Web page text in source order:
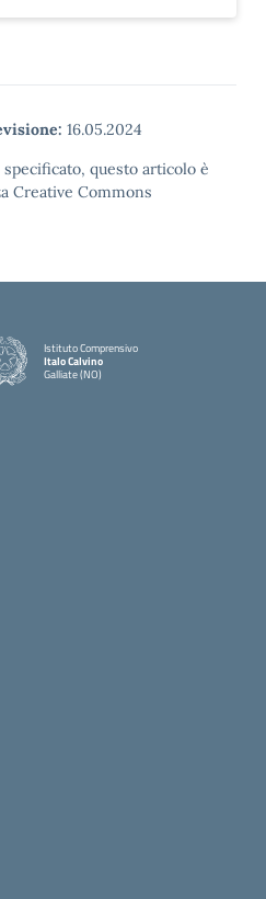
16.05.2024
questo articolo è
Creative Commons
Istituto Comprensivo
Italo Calvino
Galliate (NO)